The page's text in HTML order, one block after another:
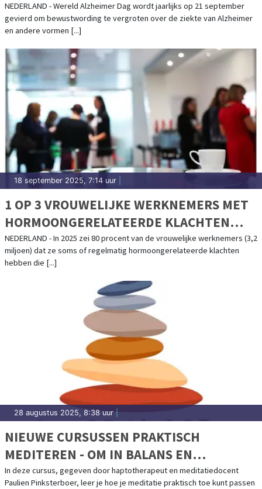
NEDERLAND - Wereld Alzheimer Dag wordt jaarlijks op 21 september
gevierd om bewustwording te vergroten over de ziekte van Alzheimer
en andere vormen [...]
18 september 2025, 7:14 uur
1 OP 3 VROUWELIJKE WERKNEMERS MET
HORMOONGERELATEERDE KLACHTEN
VERBERGT DEZE
NEDERLAND - In 2025 zei 80 procent van de vrouwelijke werknemers (3,2
miljoen) dat ze soms of regelmatig hormoongerelateerde klachten
hebben die [...]
28 augustus 2025, 8:38 uur
NIEUWE CURSUSSEN PRAKTISCH
MEDITEREN - OM IN BALANS EN
ONTSPANNEN IN JE KRACHT TE STAAN
In deze cursus, gegeven door haptotherapeut en meditatiedocent
Paulien Pinksterboer, leer je hoe je meditatie praktisch toe kunt passen